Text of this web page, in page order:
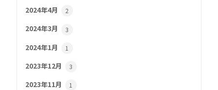
2024年4月 2
2024年3月 3
2024年1月 1
2023年12月 3
2023年11月 1